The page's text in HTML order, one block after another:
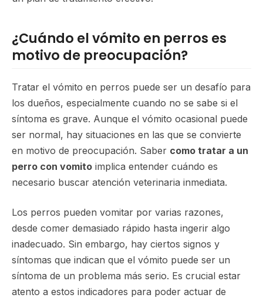
¿Cuándo el vómito en perros es
motivo de preocupación?
Tratar el vómito en perros puede ser un desafío para
los dueños, especialmente cuando no se sabe si el
síntoma es grave. Aunque el vómito ocasional puede
ser normal, hay situaciones en las que se convierte
en motivo de preocupación. Saber como tratar a un
perro con vomito implica entender cuándo es
necesario buscar atención veterinaria inmediata.
Los perros pueden vomitar por varias razones,
desde comer demasiado rápido hasta ingerir algo
inadecuado. Sin embargo, hay ciertos signos y
síntomas que indican que el vómito puede ser un
síntoma de un problema más serio. Es crucial estar
atento a estos indicadores para poder actuar de